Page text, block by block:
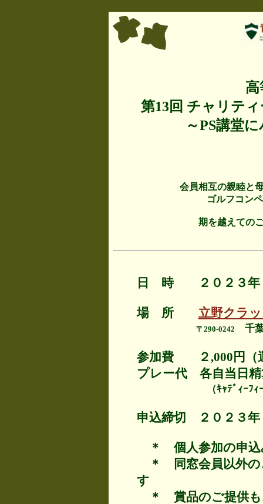
高
第13回 チャリテ
～PS講堂
会員相互の親睦と
ゴルフコン
期を越えての
日 時 ２０２３年
場 所 立野クラ
〒290-0242 千葉
参加費 ２,000円（
プレー代 各自当日
（ｷｬﾃﾞｨｰﾌｨｰ、ｶｰﾄ
申込締切 ２０２３
＊ 個人参加の申込
＊ 同窓会員以外の
す
＊ 賞品のご提供も